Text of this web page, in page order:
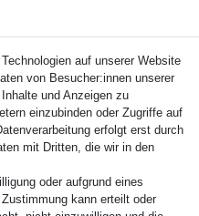
auf unserer Website
von Besucher:innen unserer
und Anzeigen zu
einzubinden oder Zugriffe auf
erfolgt erst durch
mit Dritten, die wir in den
oder aufgrund eines
kann erteilt oder